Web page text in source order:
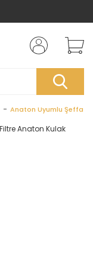
Anaton Uyumlu Şeffaf